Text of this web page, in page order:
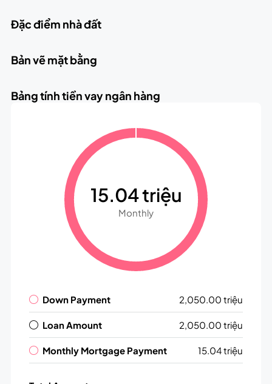
Đặc điểm nhà đất
Bản vẽ mặt bằng
Bảng tính tiền vay ngân hàng
15.04 triệu
Monthly
Down Payment 2,050.00 triệu
Loan Amount 2,050.00 triệu
Monthly Mortgage Payment 15.04 triệu